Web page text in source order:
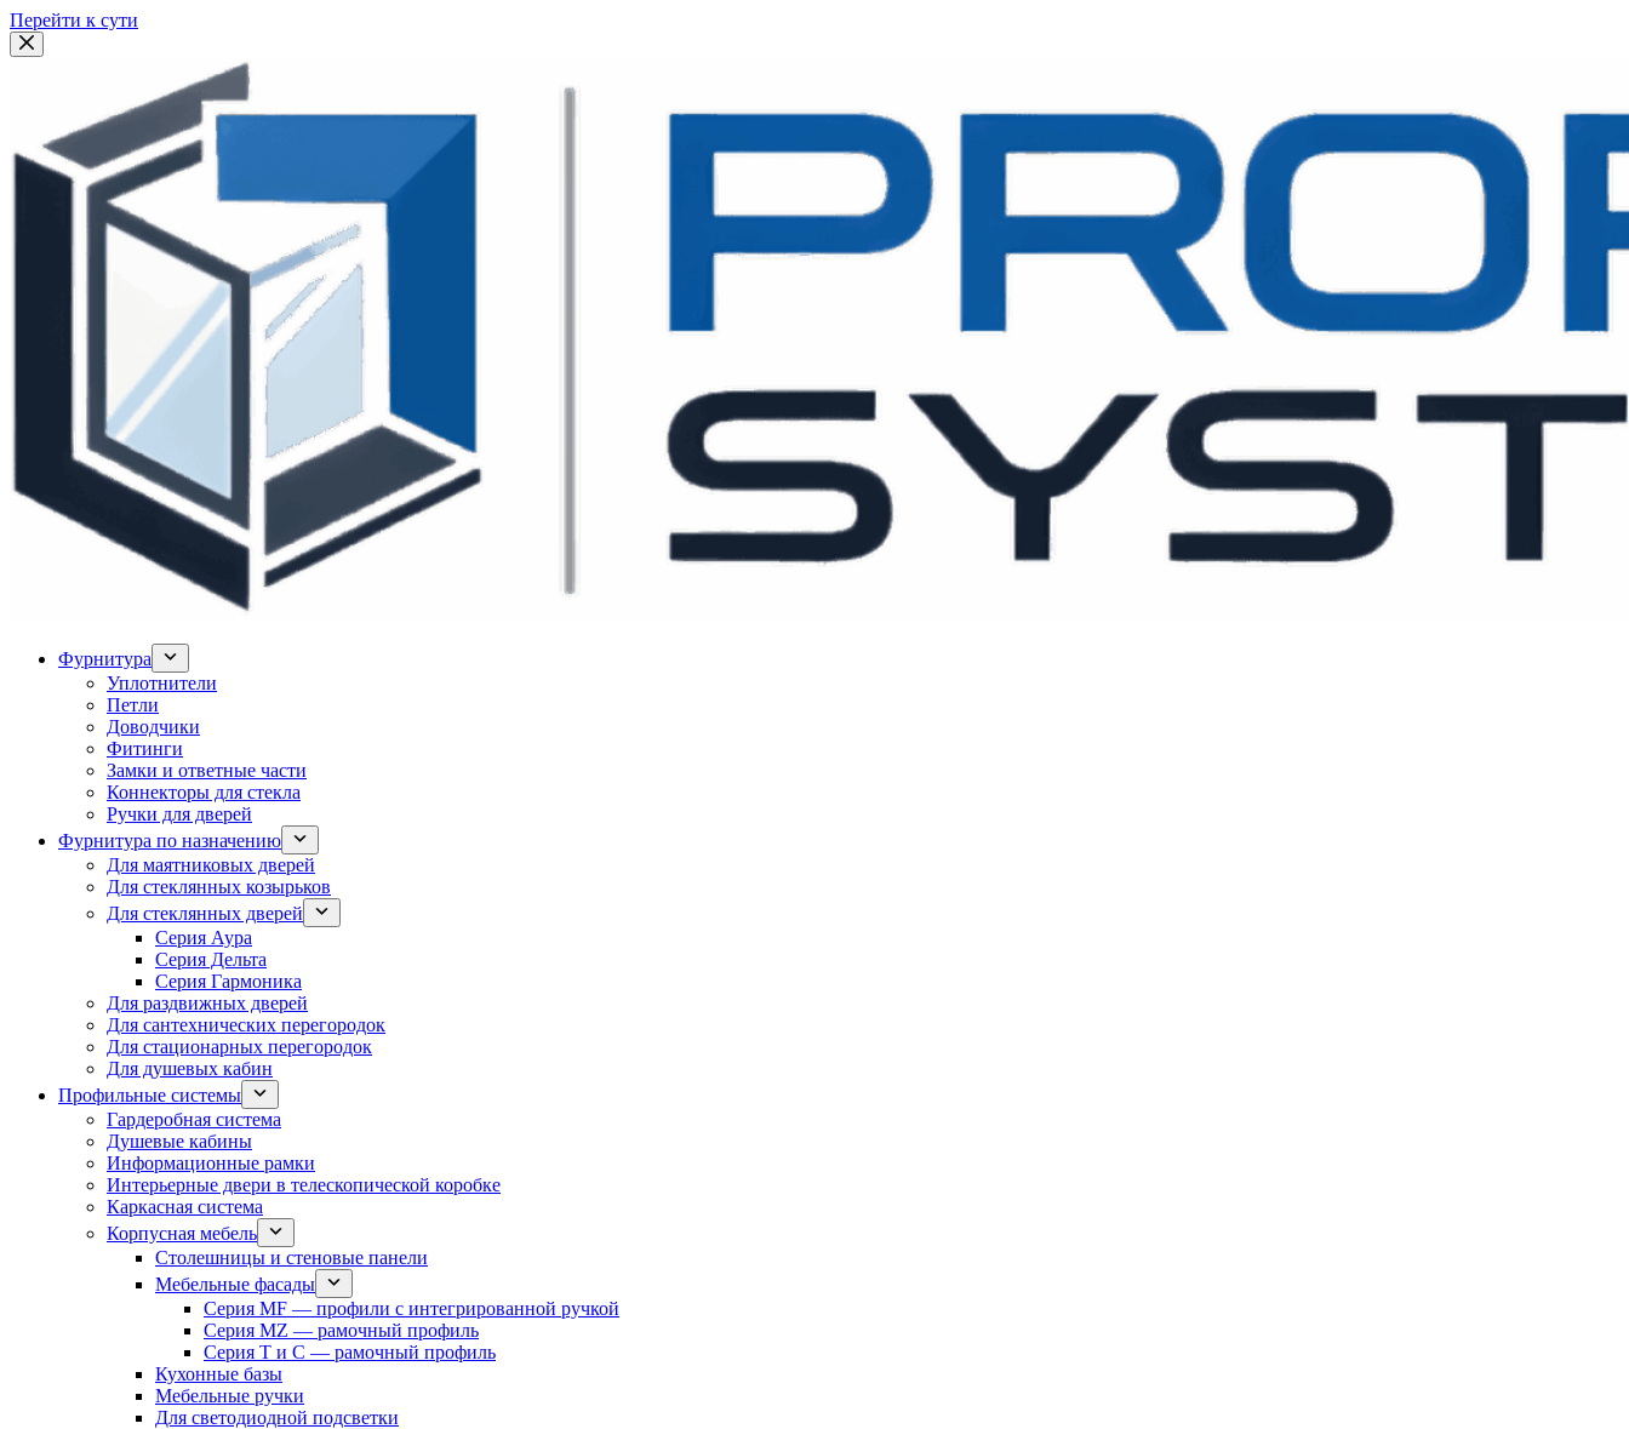
Перейти к сути
Фурнитура
Уплотнители
Петли
Доводчики
Фитинги
Замки и ответные части
Коннекторы для стекла
Ручки для дверей
Фурнитура по назначению
Для маятниковых дверей
Для стеклянных козырьков
Для стеклянных дверей
Серия Аура
Серия Дельта
Серия Гармоника
Для раздвижных дверей
Для сантехнических перегородок
Для стационарных перегородок
Для душевых кабин
Профильные системы
Гардеробная система
Душевые кабины
Информационные рамки
Интерьерные двери в телескопической коробке
Каркасная система
Корпусная мебель
Столешницы и стеновые панели
Мебельные фасады
Серия MF — профили с интегрированной ручкой
Серия MZ — рамочный профиль
Серия T и C — рамочный профиль
Кухонные базы
Мебельные ручки
Для светодиодной подсветки